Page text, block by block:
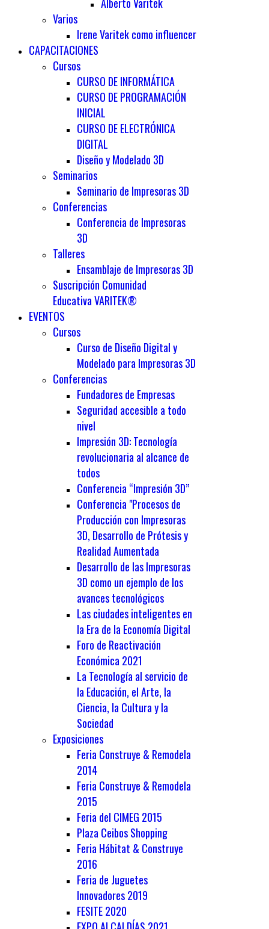
Varios
Irene Varitek como influencer
CAPACITACIONES
Cursos
CURSO DE INFORMÁTICA
CURSO DE PROGRAMACIÓN
INICIAL
CURSO DE ELECTRÓNICA
DIGITAL
Diseño y Modelado 3D
Seminarios
Seminario de Impresoras 3D
Conferencias
Conferencia de Impresoras
3D
Talleres
Ensamblaje de Impresoras 3D
Suscripción Comunidad
Educativa VARITEK®
EVENTOS
Cursos
Curso de Diseño Digital y
Modelado para Impresoras 3D
Conferencias
Fundadores de Empresas
Seguridad accesible a todo
nivel
Impresión 3D: Tecnología
revolucionaria al alcance de
todos
Conferencia “Impresión 3D”
Conferencia "Procesos de
Producción con Impresoras
3D, Desarrollo de Prótesis y
Realidad Aumentada
Desarrollo de las Impresoras
3D como un ejemplo de los
avances tecnológicos
Las ciudades inteligentes en
la Era de la Economía Digital
Foro de Reactivación
Económica 2021
La Tecnología al servicio de
la Educación, el Arte, la
Ciencia, la Cultura y la
Sociedad
Exposiciones
Feria Construye & Remodela
2014
Feria Construye & Remodela
2015
Feria del CIMEG 2015
Plaza Ceibos Shopping
Feria Hábitat & Construye
2016
Feria de Juguetes
Innovadores 2019
FESITE 2020